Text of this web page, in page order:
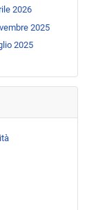
2026
2025
2025